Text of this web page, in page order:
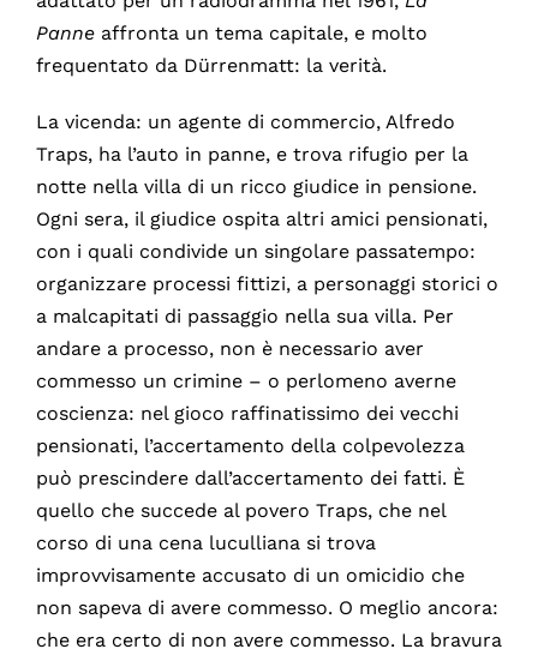
Panne affronta un tema capitale, e molto
frequentato da Dürrenmatt: la verità.
La vicenda: un agente di commercio, Alfredo
Traps, ha l’auto in panne, e trova rifugio per la
notte nella villa di un ricco giudice in pensione.
Ogni sera, il giudice ospita altri amici pensionati,
con i quali condivide un singolare passatempo:
organizzare processi fittizi, a personaggi storici o
a malcapitati di passaggio nella sua villa. Per
andare a processo, non è necessario aver
commesso un crimine – o perlomeno averne
coscienza: nel gioco raffinatissimo dei vecchi
pensionati, l’accertamento della colpevolezza
può prescindere dall’accertamento dei fatti. È
quello che succede al povero Traps, che nel
corso di una cena luculliana si trova
improvvisamente accusato di un omicidio che
non sapeva di avere commesso. O meglio ancora:
che era certo di non avere commesso. La bravura